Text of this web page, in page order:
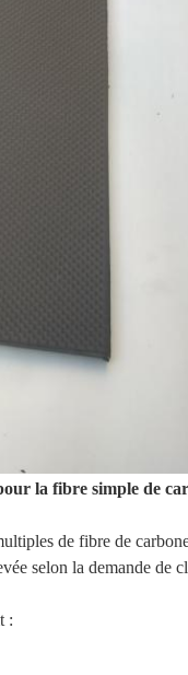
la fibre simple de
de fibre de
selon la demande de
: